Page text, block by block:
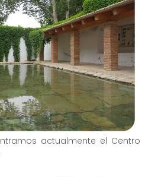
actualmente el Centro